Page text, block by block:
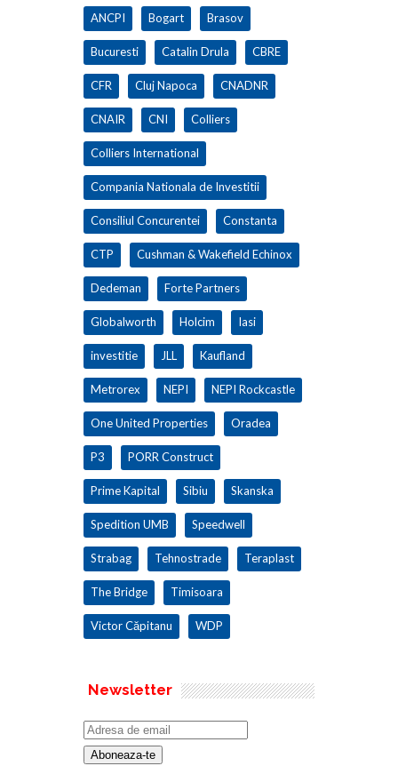
ANCPI Bogart Brasov
Bucuresti Catalin Drula CBRE
CFR Cluj Napoca CNADNR
CNAIR CNI Colliers
Colliers International
Compania Nationala de Investitii
Consiliul Concurentei Constanta
CTP Cushman & Wakefield Echinox
Dedeman Forte Partners
Globalworth Holcim Iasi
investitie JLL Kaufland
Metrorex NEPI NEPI Rockcastle
One United Properties Oradea
P3 PORR Construct
Prime Kapital Sibiu Skanska
Spedition UMB Speedwell
Strabag Tehnostrade Teraplast
The Bridge Timisoara
Victor Căpitanu WDP
Newsletter